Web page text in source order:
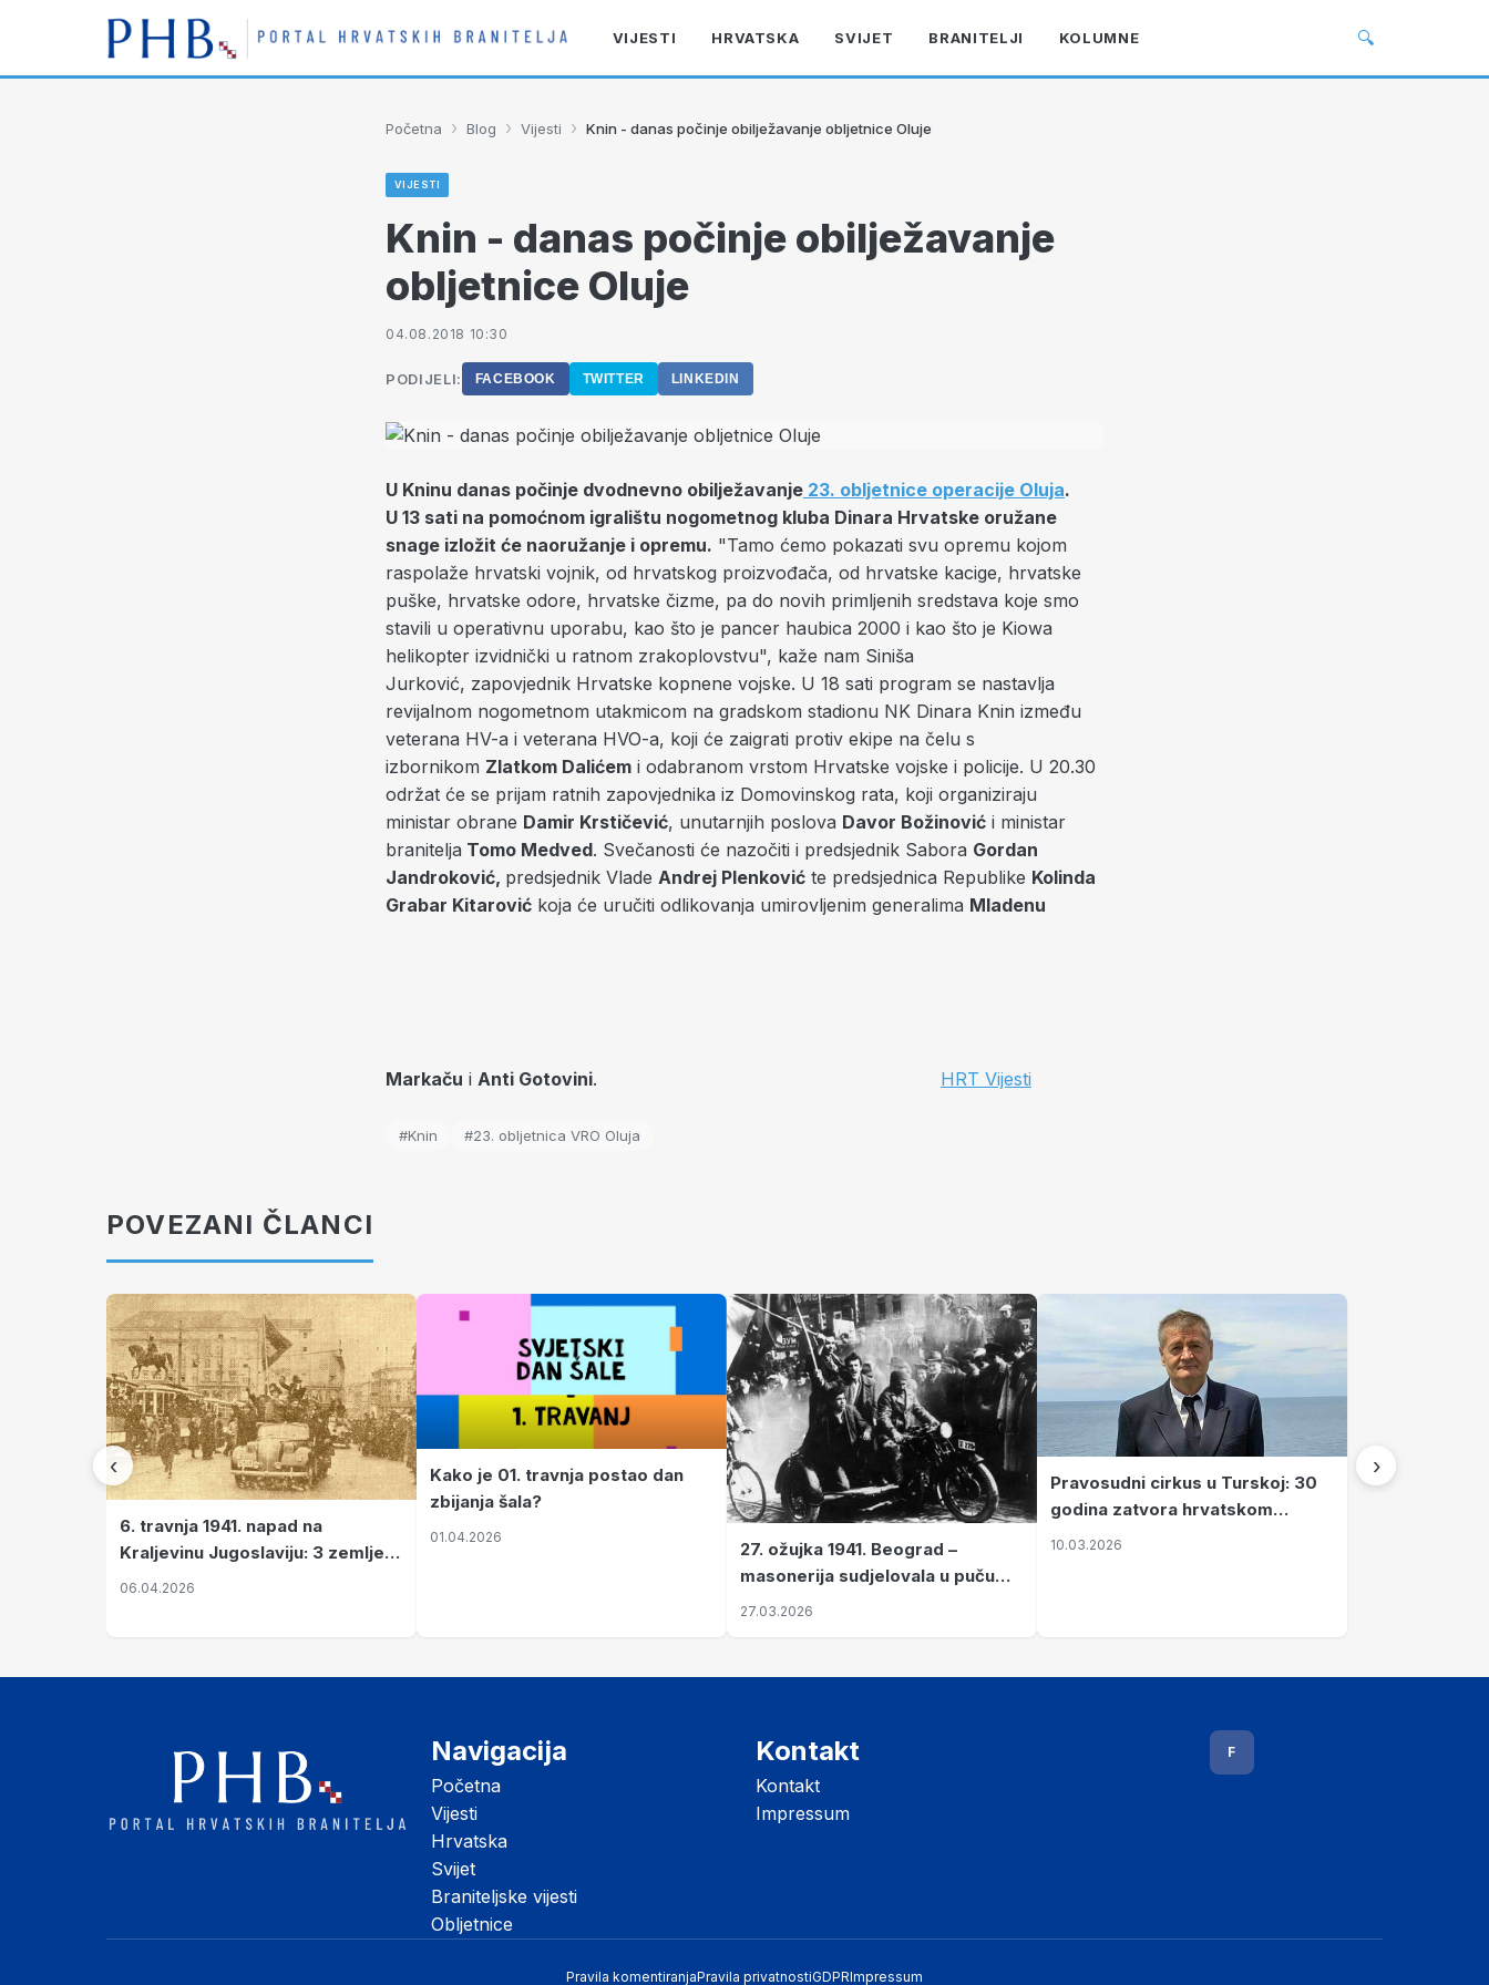
VIJESTI HRVATSKA SVIJET BRANITELJI KOLUMNE 🔍
Početna › Blog › Vijesti › Knin - danas počinje obilježavanje obljetnice Oluje
VIJESTI
Knin - danas počinje obilježavanje
obljetnice Oluje
04.08.2018 10:30
PODIJELI: FACEBOOK TWITTER LINKEDIN
U Kninu danas počinje dvodnevno obilježavanje 23. obljetnice operacije Oluja.
U 13 sati na pomoćnom igralištu nogometnog kluba Dinara Hrvatske oružane
snage izložit će naoružanje i opremu. "Tamo ćemo pokazati svu opremu kojom
raspolaže hrvatski vojnik, od hrvatskog proizvođača, od hrvatske kacige, hrvatske
puške, hrvatske odore, hrvatske čizme, pa do novih primljenih sredstava koje smo
stavili u operativnu uporabu, kao što je pancer haubica 2000 i kao što je Kiowa
helikopter izvidnički u ratnom zrakoplovstvu", kaže nam Siniša
Jurković, zapovjednik Hrvatske kopnene vojske. U 18 sati program se nastavlja
revijalnom nogometnom utakmicom na gradskom stadionu NK Dinara Knin između
veterana HV-a i veterana HVO-a, koji će zaigrati protiv ekipe na čelu s
izbornikom Zlatkom Dalićem i odabranom vrstom Hrvatske vojske i policije. U 20.30
održat će se prijam ratnih zapovjednika iz Domovinskog rata, koji organiziraju
ministar obrane Damir Krstičević, unutarnjih poslova Davor Božinović i ministar
branitelja Tomo Medved. Svečanosti će nazočiti i predsjednik Sabora Gordan
Jandroković, predsjednik Vlade Andrej Plenković te predsjednica Republike Kolinda
Grabar Kitarović koja će uručiti odlikovanja umirovljenim generalima Mladenu
Markaču i Anti Gotovini. HRT Vijesti
#Knin #23. obljetnica VRO Oluja
POVEZANI ČLANCI
‹
6. travnja 1941. napad na
Kraljevinu Jugoslaviju: 3 zemlje
nastale njenim raspadom
06.04.2026
Kako je 01. travnja postao dan
zbijanja šala?
01.04.2026
27. ožujka 1941. Beograd –
masonerija sudjelovala u puču
koji je Jugoslaviju odveo u krvavi
27.03.2026
Pravosudni cirkus u Turskoj: 30
godina zatvora hrvatskom
kapetanu kojeg su sami pustili
10.03.2026
›
Navigacija
Početna
Vijesti
Hrvatska
Svijet
Braniteljske vijesti
Obljetnice
Kontakt
Kontakt
Impressum
F
Pravila komentiranjaPravila privatnostiGDPRImpressum